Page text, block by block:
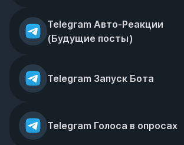
Telegram Авто-Реакции
(Будущие посты)
Telegram Запуск Бота
Telegram Голоса в опросах